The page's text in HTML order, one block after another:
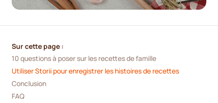
Sur cette page :
10 questions à poser sur les recettes de famille
Utiliser Storii pour enregistrer les histoires de recettes
Conclusion
FAQ